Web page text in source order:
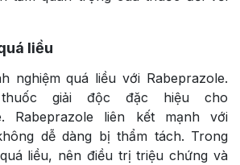
liều
nghiệm quá liều với Rabeprazole.
giải độc đặc hiệu cho
Rabeprazole liên kết mạnh với
dễ dàng bị thẩm tách. Trong
liều, nên điều trị triệu chứng và